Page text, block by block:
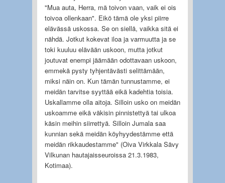
"Mua auta, Herra, mä toivon vaan, vaik ei ois
toivoa ollenkaan". Eikö tämä ole yksi piirre
elävässä uskossa. Se on siellä, vaikka sitä ei
nähdä. Jotkut kokevat iloa ja varmuutta ja se
toki kuuluu elävään uskoon, mutta jotkut
joutuvat enempi jäämään odottavaan uskoon,
emmekä pysty tyhjentävästi selittämään,
miksi näin on. Kun tämän tunnustamme, ei
meidän tarvitse syyttää eikä kadehtia toisia.
Uskallamme olla aitoja. Silloin usko on meidän
uskoamme eikä väkisin pinnistettyä tai ulkoa
käsin meihin siirrettyä. Silloin Jumala saa
kunnian sekä meidän köyhyydestämme että
meidän rikkaudestamme" (Oiva Virkkala Sävy
Vilkunan hautajaisseuroissa 21.3.1983,
Kotimaa).